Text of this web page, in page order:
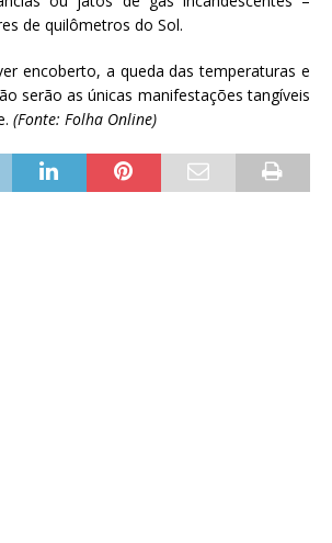
de quilômetros do Sol.
encoberto, a queda das temperaturas e
serão as únicas manifestações tangíveis
(Fonte: Folha Online)